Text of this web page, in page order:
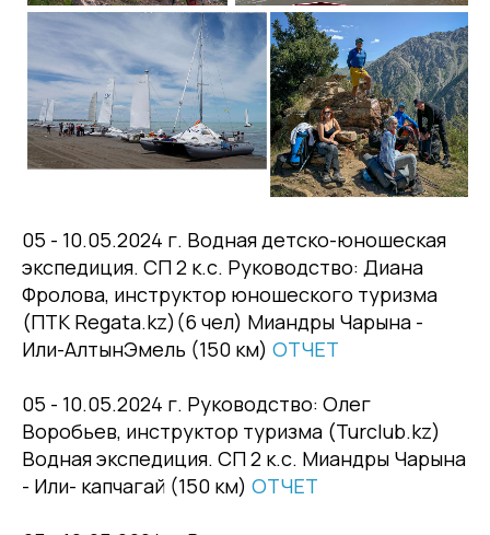
05 - 10.05.2024 г. Водная детско-юношеская
экспедиция. СП 2 к.с. Руководство: Диана
Фролова, инструктор юношеского туризма
(ПТК Regata.kz)(6 чел) Миандры Чарына -
Или-АлтынЭмель (150 км) ОТЧЕТ
05 - 10.05.2024 г. Руководство: Олег
Воробьев, инструктор туризма (Turclub.kz)
Водная экспедиция. СП 2 к.с. Миандры Чарына
- Или- капчагай (150 км) ОТЧЕТ